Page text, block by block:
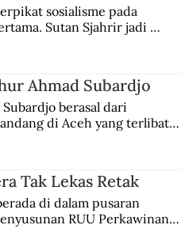
sosialisme pada
Sutan Sjahrir jadi
Ahmad Subardjo
berasal dari
di Aceh yang terlibat
Tak Lekas Retak
di dalam pusaran
RUU Perkawinan.